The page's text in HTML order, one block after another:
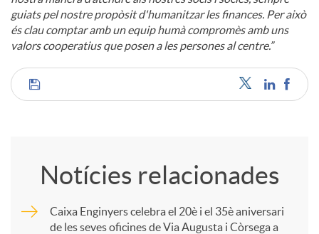
guiats pel nostre propòsit d'humanitzar les finances. Per això
és clau comptar amb un equip humà compromès amb uns
valors cooperatius que posen a les persones al centre.”
C
Notícies relacionades
Caixa Enginyers celebra el 20è i el 35è aniversari
de les seves oficines de Via Augusta i Còrsega a